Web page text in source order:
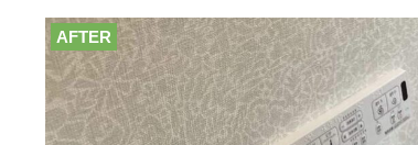
AFTER